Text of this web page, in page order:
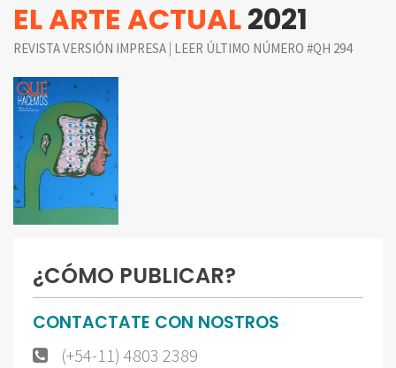
EL ARTE ACTUAL2021
REVISTA VERSIÓN IMPRESA | LEER ÚLTIMO NÚMERO #QH 294
¿CÓMO PUBLICAR?
CONTACTATE CON NOSTROS
(+54-11) 4803 2389